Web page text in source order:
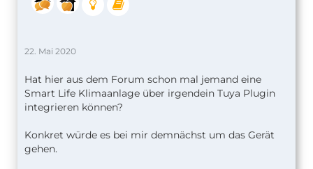
22. Mai 2020
Hat hier aus dem Forum schon mal jemand eine
Smart Life Klimaanlage über irgendein Tuya Plugin
integrieren können?
Konkret würde es bei mir demnächst um das Gerät
gehen.